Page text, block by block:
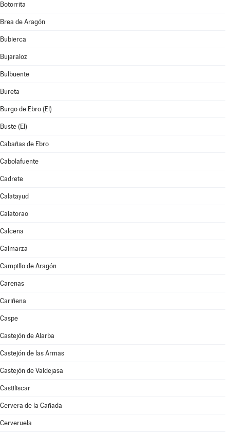
Botorrita
Brea de Aragón
Bubierca
Bujaraloz
Bulbuente
Bureta
Burgo de Ebro (El)
Buste (El)
Cabañas de Ebro
Cabolafuente
Cadrete
Calatayud
Calatorao
Calcena
Calmarza
Campillo de Aragón
Carenas
Cariñena
Caspe
Castejón de Alarba
Castejón de las Armas
Castejón de Valdejasa
Castiliscar
Cervera de la Cañada
Cerveruela